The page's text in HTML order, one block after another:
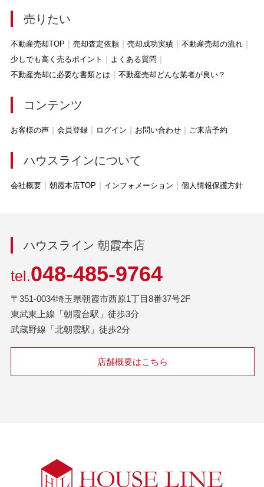
売りたい
不動産売却TOP 売却査定依頼 売却成功実績
不動産売却の流れ
少しでも高く売るポイント
よくある質問
不動産売却に必要な書類とは
不動産売却どんな業者が良い？
コンテンツ
お客様の声 会員登録 ログイン お問い合わせ ご来店予約
ハウスラインについて
会社概要 朝霞本店TOP インフォメーション 個人情報保護方針
ハウスライン 朝霞本店
tel.048-485-9764
〒351-0034埼玉県朝霞市西原1丁目8番37号2F
東武東上線「朝霞台駅」徒歩3分
武蔵野線「北朝霞駅」徒歩2分
店舗概要はこちら